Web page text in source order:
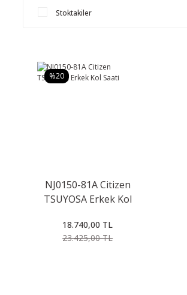
Stoktakiler
%20
NJ0150-81A Citizen
TSUYOSA Erkek Kol
18.740,00 TL
23.425,00 TL